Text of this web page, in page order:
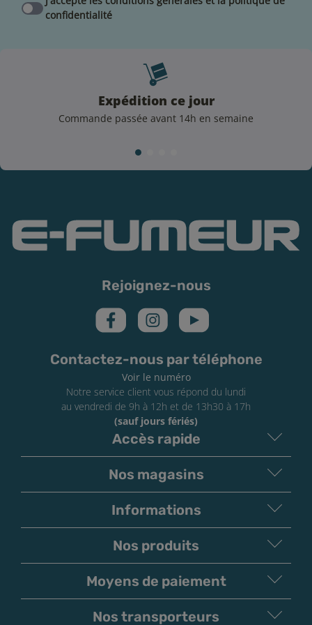
Pour tout savoir surles e-liquides Mix’n’Vape,
consultez notre guide pratique dédié à ce sujet.
Afin de profiter au maximum des saveurs de votre e-
liquide, E-FUMEUR vous recommande de vérifier la
DDM (date de durabilité minimale) sur votre flacon
avant que le produit ne perde certaines de ses qualités
Privilégiez le stockage de votre e-liquide à une
température ambiante +/- 18°C
Évitez de laisser votre e-liquide à l’air libre.
chaque utilisation
confidentialité
Expédition ce jour
Commande passée avant 14h en semaine
Rejoignez-nous
Contactez-nous par téléphone
Voir le numéro
Notre service client vous répond du lundi
au vendredi de 9h à 12h et de 13h30 à 17h
(sauf jours fériés)
Accès rapide
Nos magasins
Informations
Nos produits
Moyens de paiement
Nos transporteurs